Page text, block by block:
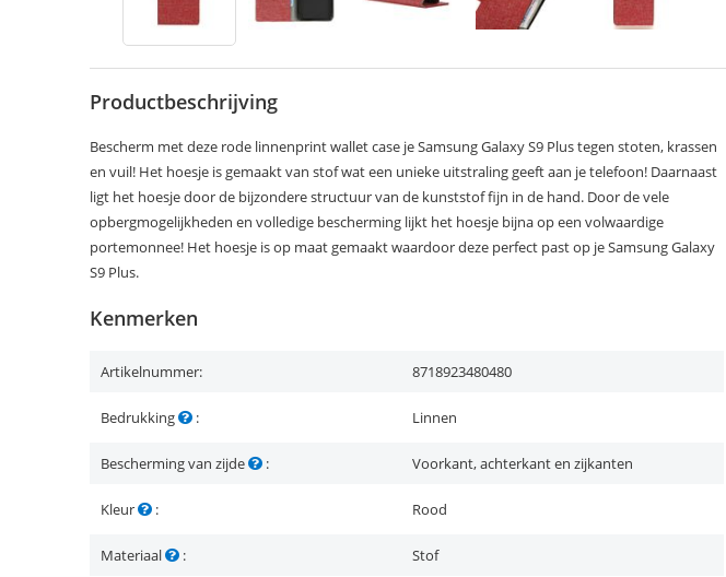
Productbeschrijving
Bescherm met deze rode linnenprint wallet case je Samsung Galaxy S9 Plus tegen stoten, krassen
en vuil! Het hoesje is gemaakt van stof wat een unieke uitstraling geeft aan je telefoon! Daarnaast
ligt het hoesje door de bijzondere structuur van de kunststof fijn in de hand. Door de vele
opbergmogelijkheden en volledige bescherming lijkt het hoesje bijna op een volwaardige
portemonnee! Het hoesje is op maat gemaakt waardoor deze perfect past op je Samsung Galaxy
S9 Plus.
Kenmerken
Artikelnummer: 8718923480480
Bedrukking : Linnen
Bescherming van zijde : Voorkant, achterkant en zijkanten
Kleur : Rood
Materiaal : Stof